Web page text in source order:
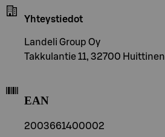
Yhteystiedot
Landeli Group Oy
Takkulantie 11, 32700 Huittinen
EAN
2003661400002